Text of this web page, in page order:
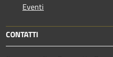
Eventi
CONTATTI